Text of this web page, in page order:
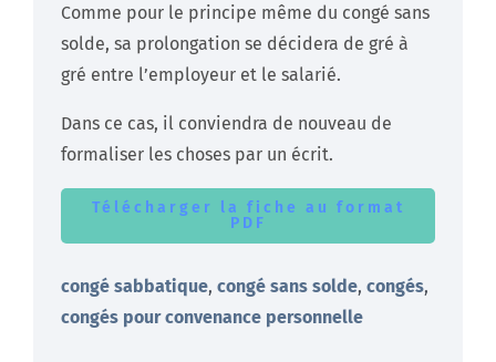
Comme pour le principe même du congé sans
solde, sa prolongation se décidera de gré à
gré entre l’employeur et le salarié.
Dans ce cas, il conviendra de nouveau de
formaliser les choses par un écrit.
Télécharger la fiche au format
PDF
congé sabbatique, congé sans solde, congés,
congés pour convenance personnelle